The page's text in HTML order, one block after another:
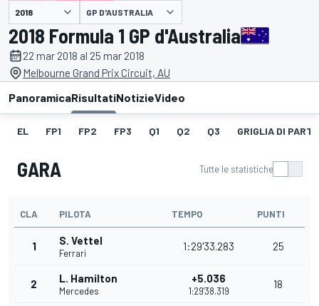
presentato da GP D'AUSTRALIA
2018 Formula 1 GP d'Australia
22 mar 2018 al 25 mar 2018
Melbourne Grand Prix Circuit, AU
PanoramicaRisultatiNotizieVideo
EL FP1 FP2 FP3 Q1 Q2 Q3 GRIGLIA DI
GARA Tutte le statistiche
CLA PILOTA TEMPO PUNTI
1 S. Vettel
Ferrari
1:29'33.283 25
2 L. Hamilton
Mercedes
+5.036
1:29'38.319
18